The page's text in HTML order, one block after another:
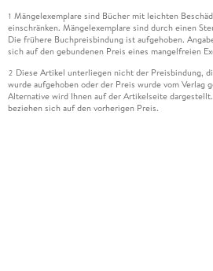
1 Mängelexemplare sind Bücher mit leichten
einschränken. Mängelexemplare sind durch einen
Die frühere Buchpreisbindung ist aufgehoben.
sich auf den gebundenen Preis eines mangelfreien
2 Diese Artikel unterliegen nicht der Preisbindung,
wurde aufgehoben oder der Preis wurde vom Verlag
Alternative wird Ihnen auf der Artikelseite
beziehen sich auf den vorherigen Preis.